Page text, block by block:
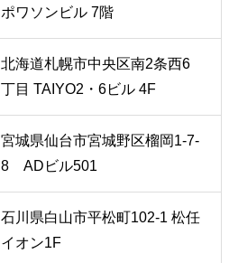
ポワソンビル 7階
北海道札幌市中央区南2条西6
丁目 TAIYO2・6ビル 4F
宮城県仙台市宮城野区榴岡1-7-
8 ADビル501
石川県白山市平松町102-1 松任
イオン1F